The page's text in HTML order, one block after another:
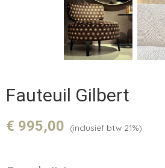
Fauteuil Gilbert
€ 995,00 (inclusief btw 21%)